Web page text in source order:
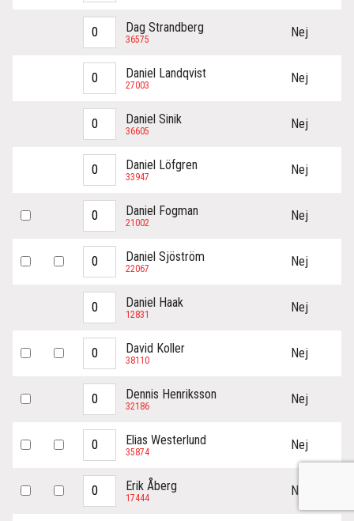
Dag Strandberg
36575 Nej
Daniel Landqvist
27003 Nej
Daniel Sinik
36605 Nej
Daniel Löfgren
33947 Nej
Daniel Fogman
21002 Nej
Daniel Sjöström
22067 Nej
Daniel Haak
12831 Nej
David Koller
38110 Nej
Dennis Henriksson
32186 Nej
Elias Westerlund
35874 Nej
Erik Åberg
17444 Nej